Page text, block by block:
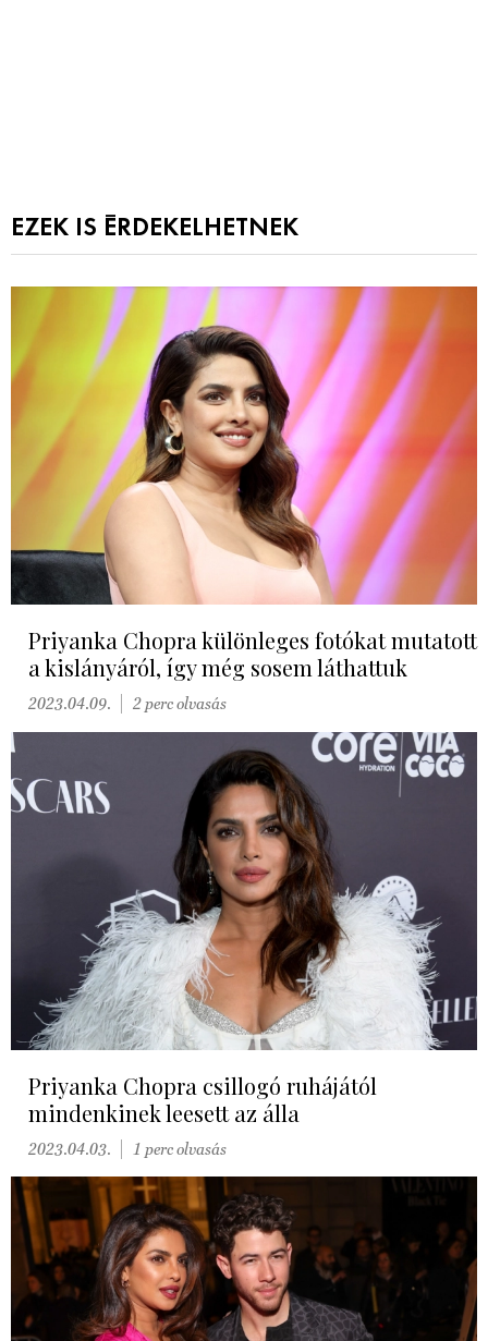
EZEK IS ÉRDEKELHETNEK
Priyanka Chopra különleges fotókat mutatott
a kislányáról, így még sosem láthattuk
2023.04.09. 2 perc olvasás
Priyanka Chopra csillogó ruhájától
mindenkinek leesett az álla
2023.04.03. 1 perc olvasás